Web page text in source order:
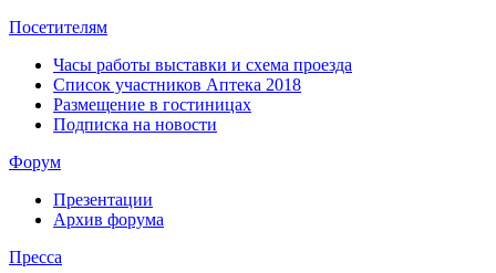
Посетителям
Часы работы выставки и схема проезда
Список участников Аптека 2018
Размещение в гостиницах
Подписка на новости
Форум
Презентации
Архив форума
Пресса